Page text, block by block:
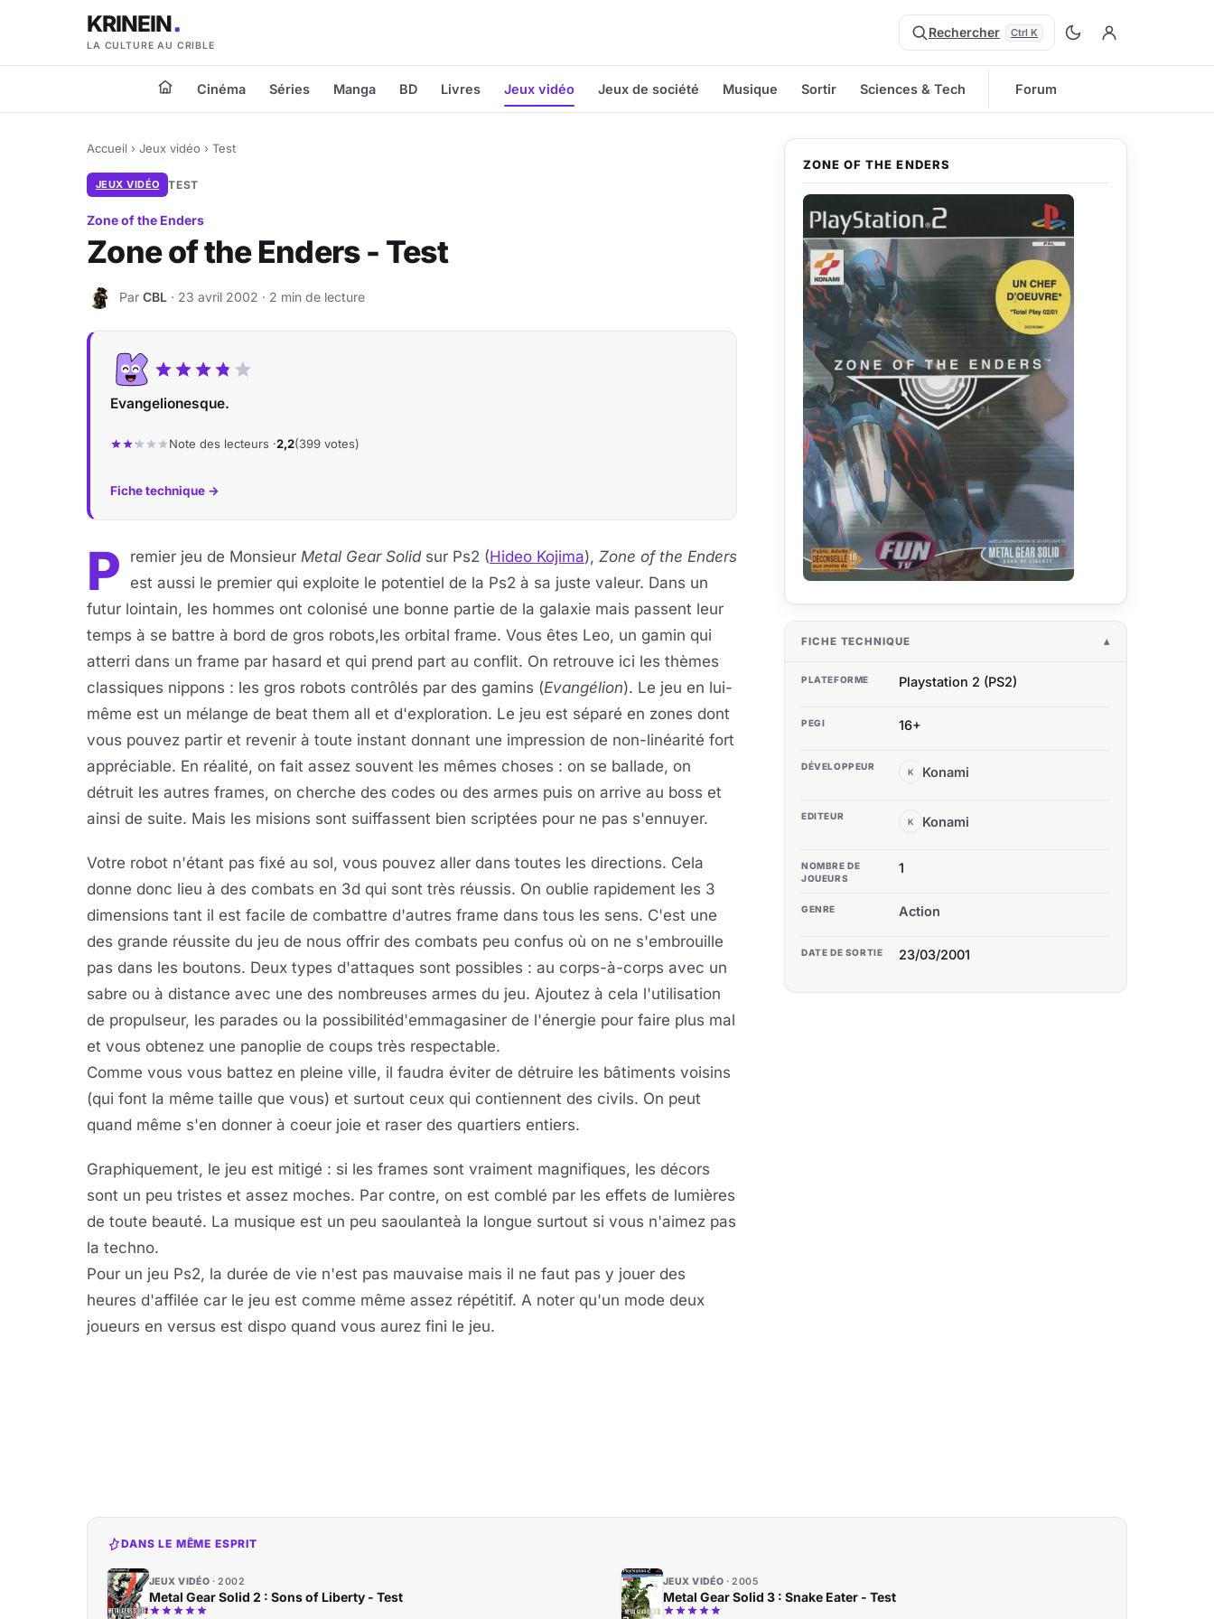
KRINEIN
LA CULTURE AU CRIBLE
Rechercher Ctrl K
Cinéma Séries Manga BD Livres Jeux vidéo Jeux de société Musique Sortir Sciences & Tech Forum
Accueil › Jeux vidéo › Test
JEUX VIDÉO TEST
Zone of the Enders
Zone of the Enders - Test
C Par CBL · 23 avril 2002 · 2 min de lecture
Evangelionesque.
Note des lecteurs ·2,2(399 votes)
Fiche technique →
P remier jeu de Monsieur Metal Gear Solidsur Ps2 (Hideo Kojima), Zone of the Enders
est aussi le premier qui exploite le potentiel de la Ps2 à sa juste valeur. Dans un
futur lointain, les hommes ont colonisé une bonne partie de la galaxie mais passent leur
temps à se battre à bord de gros robots,les orbital frame. Vous êtes Leo, un gamin qui
atterri dans un frame par hasard et qui prend part au conflit. On retrouve ici les thèmes
classiques nippons : les gros robots contrôlés par des gamins (Evangélion). Le jeu en lui-
même est un mélange de beat them all et d'exploration. Le jeu est séparé en zones dont
vous pouvez partir et revenir à toute instant donnant une impression de non-linéarité fort
appréciable. En réalité, on fait assez souvent les mêmes choses : on se ballade, on
détruit les autres frames, on cherche des codes ou des armes puis on arrive au boss et
ainsi de suite. Mais les misions sont suiffassent bien scriptées pour ne pas s'ennuyer.
Votre robot n'étant pas fixé au sol, vous pouvez aller dans toutes les directions. Cela
donne donc lieu à des combats en 3d qui sont très réussis. On oublie rapidement les 3
dimensions tant il est facile de combattre d'autres frame dans tous les sens. C'est une
des grande réussite du jeu de nous offrir des combats peu confus où on ne s'embrouille
pas dans les boutons. Deux types d'attaques sont possibles : au corps-à-corps avec un
sabre ou à distance avec une des nombreuses armes du jeu. Ajoutez à cela l'utilisation
de propulseur, les parades ou la possibilitéd'emmagasiner de l'énergie pour faire plus mal
et vous obtenez une panoplie de coups très respectable.
Comme vous vous battez en pleine ville, il faudra éviter de détruire les bâtiments voisins
(qui font la même taille que vous) et surtout ceux qui contiennent des civils. On peut
quand même s'en donner à coeur joie et raser des quartiers entiers.
Graphiquement, le jeu est mitigé : si les frames sont vraiment magnifiques, les décors
sont un peu tristes et assez moches. Par contre, on est comblé par les effets de lumières
de toute beauté. La musique est un peu saoulanteà la longue surtout si vous n'aimez pas
la techno.
Pour un jeu Ps2, la durée de vie n'est pas mauvaise mais il ne faut pas y jouer des
heures d'affilée car le jeu est comme même assez répétitif. A noter qu'un mode deux
joueurs en versus est dispo quand vous aurez fini le jeu.
ZONE OF THE ENDERS
FICHE TECHNIQUE
PLATEFORME Playstation 2 (PS2)
PEGI 16+
DÉVELOPPEUR K Konami
EDITEUR K Konami
NOMBRE DE
JOUEURS
1
GENRE Action
DATE DE SORTIE 23/03/2001
DANS LE MÊME ESPRIT
JEUX VIDÉO 2002
Metal Gear Solid 2 : Sons of Liberty - Test
JEUX VIDÉO 2005
Metal Gear Solid 3 : Snake Eater - Test